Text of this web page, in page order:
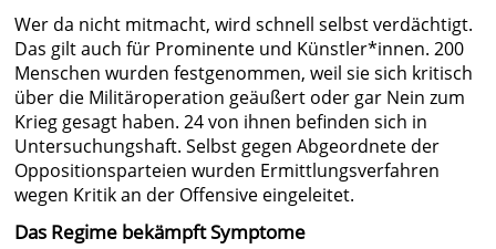
Wer da nicht mitmacht, wird schnell selbst verdächtigt.
Das gilt auch für Prominente und Künstler*innen. 200
Menschen wurden festgenommen, weil sie sich kritisch
über die Militäroperation geäußert oder gar Nein zum
Krieg gesagt haben. 24 von ihnen befinden sich in
Untersuchungshaft. Selbst gegen Abgeordnete der
Oppositionsparteien wurden Ermittlungsverfahren
wegen Kritik an der Offensive eingeleitet.
Das Regime bekämpft Symptome